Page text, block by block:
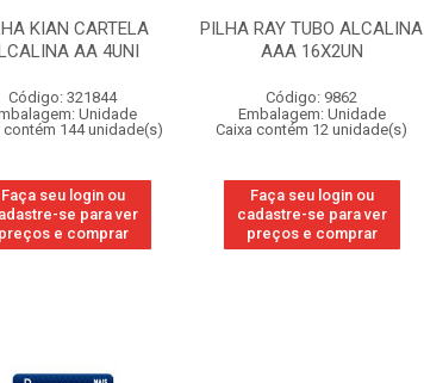
KIAN CARTELA
AA 4UNI
Código: 321844
Unidade
contém 144 unidade(s)
Faça seu login ou
se para ver
preços e comprar
PILHA RAY TUBO ALCALINA
AAA 16X2UN
Código: 9862
Embalagem: Unidade
Caixa contém 12 unidade(s)
Faça seu login ou
cadastre-se para ver
preços e comprar